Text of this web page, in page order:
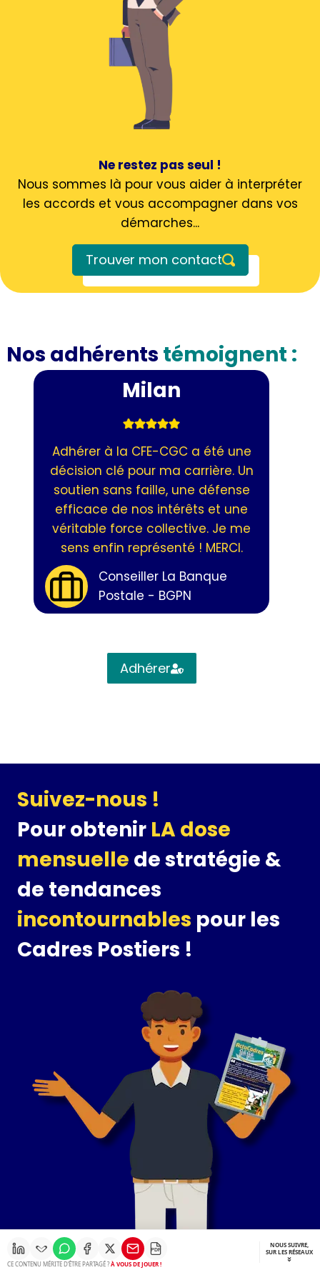
Ne restez pas seul !
Nous sommes là pour vous aider à interpréter
les accords et vous accompagner dans vos
démarches...
Trouver mon contact
Nos adhérents témoignent :
Laetitia
Rejoindre la CFE-CGC m'a permis
de mieux défendre mes droits et
ceux de mon équipe. Un réseau
solide, des conseils avisés et un
véritable soutien face aux enjeux
managériaux. Une adhésion
essentielle pour moi !
Directrice de Secteur -
BGPN
Adhérer
Suivez-nous !
Pour obtenir LA dose
mensuelle de stratégie &
de tendances
incontournables pour les
Cadres Postiers !
PDF
CE CONTENU MÉRITE D’ÊTRE PARTAGÉ ?À VOUS DE JOUER !
NOUS SUIVRE,
SUR LES RÉSEAUX